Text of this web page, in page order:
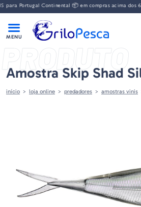
para Portugal Continental 📦 em compras acima dos
PRODUTO
Amostra Skip Shad
início loja online predadores amostras vinis